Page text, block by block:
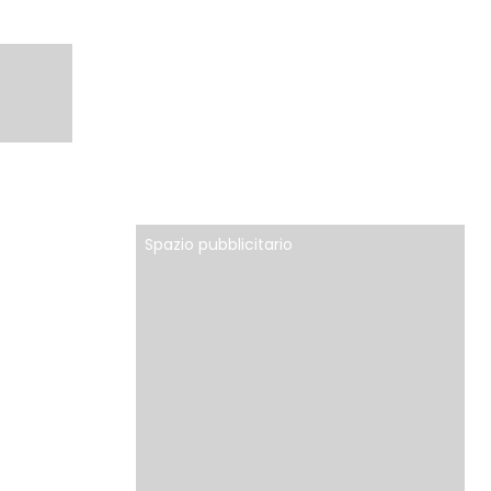
Spazio pubblicitario